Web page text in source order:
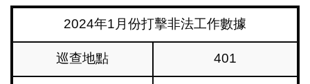
2024年1月份打擊非法工作數據
巡查地點 401